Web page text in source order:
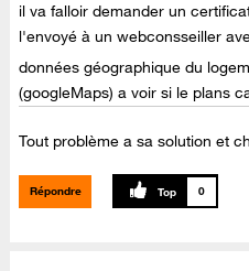
il va falloir demander un
l'envoyé à un webconsseiller
données géographique du
(googleMaps) a voir si le plans
Tout problème a sa solution et
Répondre 0